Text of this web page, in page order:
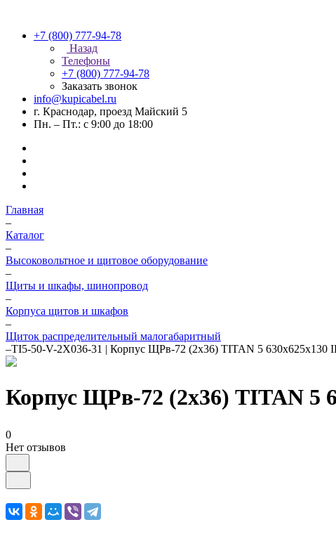
+7 (800) 777-94-78
Назад
Телефоны
+7 (800) 777-94-78
Заказать звонок
info@kupicabel.ru
г. Краснодар, проезд Майский 5
Пн. – Пт.: с 9:00 до 18:00
Главная
–
Каталог
–
Высоковольтное и щитовое оборудование
–
Щиты и шкафы, шинопровод
–
Корпуса щитов и шкафов
–
Щиток распределительный малогабаритный
–TI5-50-V-2X036-31 | Корпус ЩРв-72 (2х36) TITAN 5 630х625х130
Корпус ЩРв-72 (2х36) TITAN 5
0
Нет отзывов